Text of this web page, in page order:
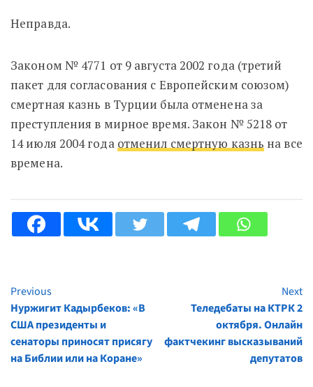
Неправда.
Законом № 4771 от 9 августа 2002 года (третий
пакет для согласования с Европейским союзом)
смертная казнь в Турции была отменена за
преступления в мирное время. Закон № 5218 от
14 июля 2004 года отменил смертную казнь на все
времена.
Continue
Reading
Previous
Нуржигит Кадырбеков: «В
США президенты и
сенаторы приносят присягу
на Библии или на Коране»
Next
Теледебаты на КТРК 2
октября. Онлайн
фактчекинг высказываний
депутатов